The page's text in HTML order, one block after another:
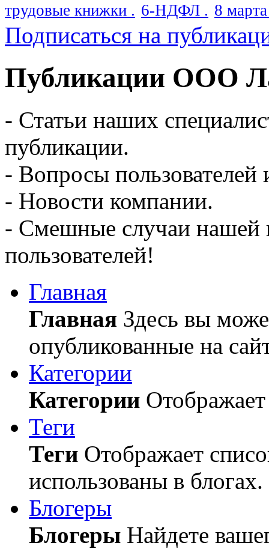
трудовые книжки . 6-НДФЛ . 8
Подписаться на
Публикации ООО
- Статьи наших
публикации.
- Вопросы пользователей
- Новости компании.
- Смешные случаи нашей
пользователей!
Главная
Главная Здесь вы
опубликованные на
Категории
Категории
Теги
Теги Отображает
использованы в блогах.
Блогеры
Блогеры Найдете